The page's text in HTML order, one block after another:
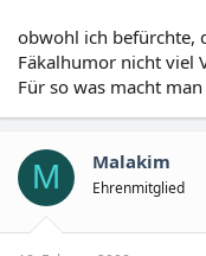
obwohl ich befürchte,
Fäkalhumor nicht viel
Für so was macht
M Malakim
Ehrenmitglied